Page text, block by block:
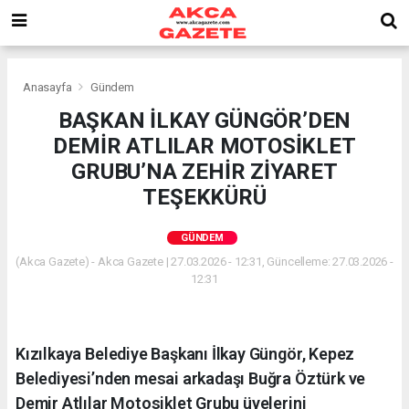
Anasayfa Gündem
BAŞKAN İLKAY GÜNGÖR’DEN
DEMİR ATLILAR MOTOSİKLET
GRUBU’NA ZEHİR ZİYARET
TEŞEKKÜRÜ
GÜNDEM
(Akca Gazete) - Akca Gazete | 27.03.2026 - 12:31, Güncelleme: 27.03.2026 -
12:31
Kızılkaya Belediye Başkanı İlkay Güngör, Kepez
Belediyesi’nden mesai arkadaşı Buğra Öztürk ve
Demir Atlılar Motosiklet Grubu üyelerini